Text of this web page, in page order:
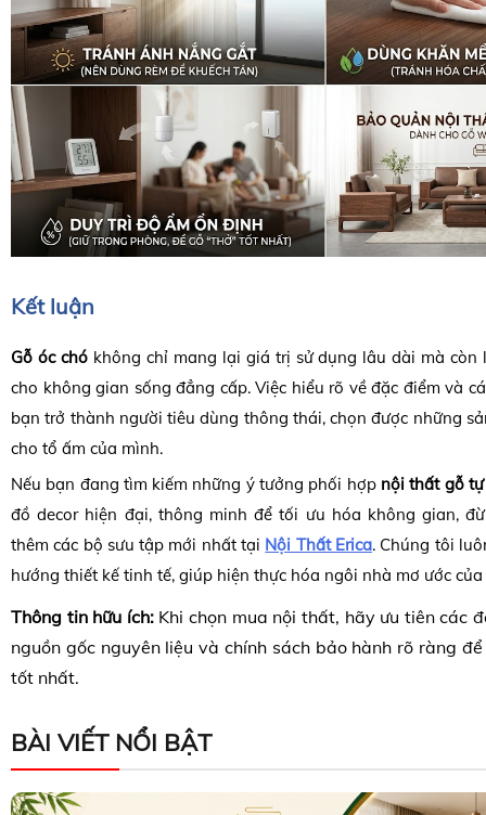
Kết luận
Gỗ óc chókhông chỉ mang lại giá trị sử dụng lâu dài mà còn
cho không gian sống đẳng cấp. Việc hiểu rõ về đặc điểm và
bạn trở thành người tiêu dùng thông thái, chọn được những
cho tổ ấm của mình.
Nếu bạn đang tìm kiếm những ý tưởng phối hợp nội thất gỗ
đồ decor hiện đại, thông minh để tối ưu hóa không gian,
thêm các bộ sưu tập mới nhất tại Nội Thất Erica. Chúng tôi
hướng thiết kế tinh tế, giúp hiện thực hóa ngôi nhà mơ ước của
Thông tin hữu ích:Khi chọn mua nội thất, hãy ưu tiên các
nguồn gốc nguyên liệu và chính sách bảo hành rõ ràng
tốt nhất.
BÀI VIẾT NỔI BẬT